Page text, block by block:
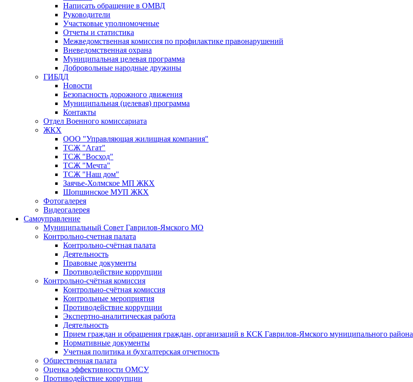
Написать обращение в ОМВД
Руководители
Участковые уполномоченые
Отчеты и статистика
Межведомственная комиссия по профилактике правонарушений
Вневедомственная охрана
Муниципальная целевая программа
Добровольные народные дружины
ГИБДД
Новости
Безопасность дорожного движения
Муниципальная (целевая) программа
Контакты
Отдел Военного комиссариата
ЖКХ
ООО "Управляющая жилищная компания"
ТСЖ "Агат"
ТСЖ "Восход"
ТСЖ "Мечта"
ТСЖ "Наш дом"
Заячье-Холмское МП ЖКХ
Шопшинское МУП ЖКХ
Фотогалерея
Видеогалерея
Самоуправление
Муниципальный Совет Гаврилов-Ямского МО
Контрольно-счетная палата
Контрольно-счётная палата
Деятельность
Правовые документы
Противодействие коррупции
Контрольно-счётная комиссия
Контрольно-счётная комиссия
Контрольные мероприятия
Противодействие коррупции
Экспертно-аналитическая работа
Деятельность
Прием граждан и обращения граждан, организаций в КСК Гаврилов-Ямского муниципального района
Нормативные документы
Учетная политика и бухгалтерская отчетность
Общественная палата
Оценка эффективности ОМСУ
Противодействие коррупции